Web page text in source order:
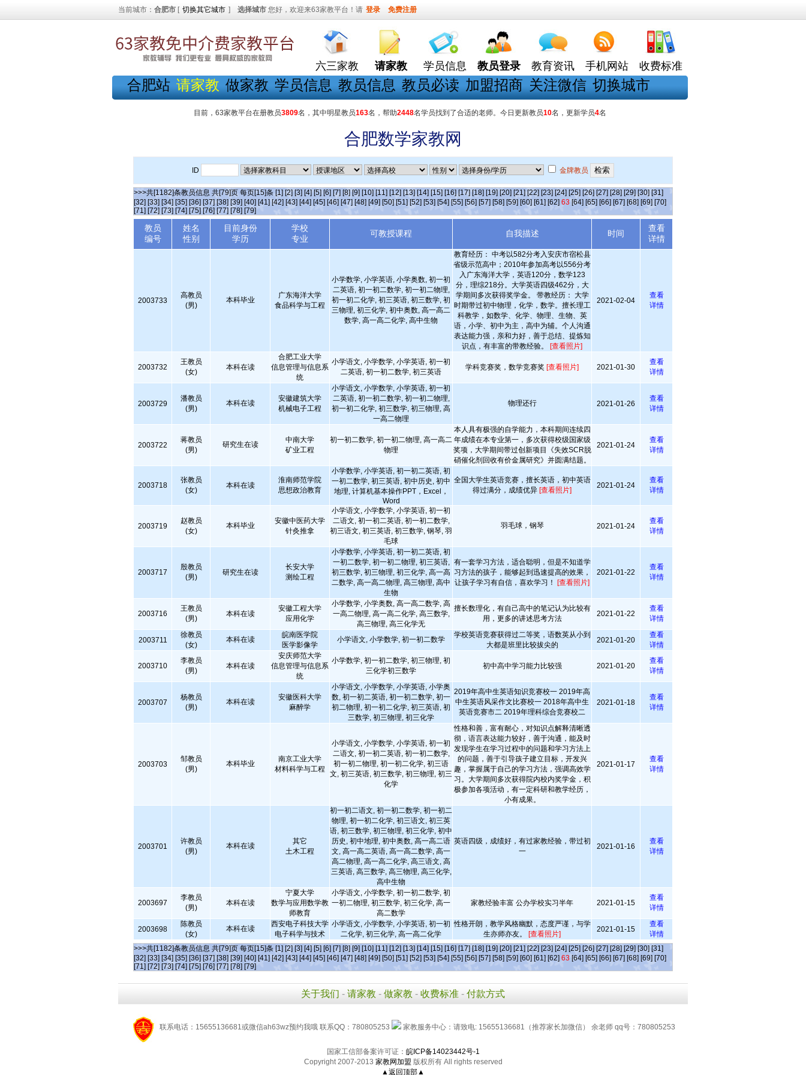
当前城市： 合肥市 [ 切换其它城市 ] 选择城市 您好，欢迎来63家教平台！请 登录 免费注册
六三家教 请家教 学员信息 教员登录 教育资讯 手机网站 收费标准
合肥站 请家教 做家教 学员信息 教员信息 教员必读 加盟招商 关注微信 切换城市
目前，63家教平台在册教员3809名，其中明星教员163名，帮助2448名学员找到了合适的老师。今日更新教员10名，更新学员4名
合肥数学家教网
ID 金牌教员
>>>共[1182]条教员信息 共[79]页 每页[15]条 [1] [2] [3] [4] [5] [6] [7] [8] [9] [10] [11] [12] [13] [14] [15] [16] [17] [18] [19] [20] [21] [22] [23] [24] [25] [26] [27] [28] [29] [30] [31]
[32] [33] [34] [35] [36] [37] [38] [39] [40] [41] [42] [43] [44] [45] [46] [47] [48] [49] [50] [51] [52] [53] [54] [55] [56] [57] [58] [59] [60] [61] [62] 63 [64] [65] [66] [67] [68] [69] [70]
[71] [72] [73] [74] [75] [76] [77] [78] [79]
教员
编号
姓名
性别
目前身份
学历
学校
专业
可教授课程 自我描述 时间
查看
详情
2003733
高教员
(男)
本科毕业
广东海洋大学
食品科学与工程
小学数学, 小学英语, 小学奥数, 初一初
二英语, 初一初二数学, 初一初二物理,
初一初二化学, 初三英语, 初三数学, 初
三物理, 初三化学, 初中奥数, 高一高二
数学, 高一高二化学, 高中生物
教育经历： 中考以582分考入安庆市宿松县
省级示范高中；2010年参加高考以556分考
入广东海洋大学，英语120分，数学123
分，理综218分。大学英语四级462分，大
学期间多次获得奖学金。 带教经历： 大学
时期带过初中物理，化学，数学。擅长理工
科教学，如数学、化学、物理、生物、英
语，小学、初中为主，高中为辅。个人沟通
表达能力强，亲和力好，善于总结、提炼知
识点，有丰富的带教经验。 [查看照片]
2021-02-04
查看
详情
2003732
王教员
(女)
本科在读
合肥工业大学
信息管理与信息系
统
小学语文, 小学数学, 小学英语, 初一初
二英语, 初一初二数学, 初三英语
学科竞赛奖，数学竞赛奖 [查看照片] 2021-01-30
查看
详情
2003729
潘教员
(男)
本科在读
安徽建筑大学
机械电子工程
小学语文, 小学数学, 小学英语, 初一初
二英语, 初一初二数学, 初一初二物理,
初一初二化学, 初三数学, 初三物理, 高
一高二物理
物理还行 2021-01-26
查看
详情
2003722
蒋教员
(男)
研究生在读
中南大学
矿业工程
初一初二数学, 初一初二物理, 高一高二
物理
本人具有极强的自学能力，本科期间连续四
年成绩在本专业第一，多次获得校级国家级
奖项，大学期间带过创新项目《失效SCR脱
硝催化剂回收有价金属研究》并圆满结题。
2021-01-24
查看
详情
2003718
张教员
(女)
本科在读
淮南师范学院
思想政治教育
小学数学, 小学英语, 初一初二英语, 初
一初二数学, 初三英语, 初中历史, 初中
地理, 计算机基本操作PPT，Excel，
Word
全国大学生英语竞赛，擅长英语，初中英语
得过满分，成绩优异 [查看照片]
2021-01-24
查看
详情
2003719
赵教员
(女)
本科毕业
安徽中医药大学
针灸推拿
小学语文, 小学数学, 小学英语, 初一初
二语文, 初一初二英语, 初一初二数学,
初三语文, 初三英语, 初三数学, 钢琴, 羽
毛球
羽毛球，钢琴 2021-01-24
查看
详情
2003717
殷教员
(男)
研究生在读
长安大学
测绘工程
小学数学, 小学英语, 初一初二英语, 初
一初二数学, 初一初二物理, 初三英语,
初三数学, 初三物理, 初三化学, 高一高
二数学, 高一高二物理, 高三物理, 高中
生物
有一套学习方法，适合聪明，但是不知道学
习方法的孩子，能够起到迅速提高的效果，
让孩子学习有自信，喜欢学习！ [查看照片]
2021-01-22
查看
详情
2003716
王教员
(男)
本科在读
安徽工程大学
应用化学
小学数学, 小学奥数, 高一高二数学, 高
一高二物理, 高一高二化学, 高三数学,
高三物理, 高三化学无
擅长数理化，有自己高中的笔记认为比较有
用，更多的讲述思考方法
2021-01-22
查看
详情
2003711
徐教员
(女)
本科在读
皖南医学院
医学影像学
小学语文, 小学数学, 初一初二数学
学校英语竞赛获得过二等奖，语数英从小到
大都是班里比较拔尖的
2021-01-20
查看
详情
2003710
李教员
(男)
本科在读
安庆师范大学
信息管理与信息系
统
小学数学, 初一初二数学, 初三物理, 初
三化学初三数学
初中高中学习能力比较强 2021-01-20
查看
详情
2003707
杨教员
(男)
本科在读
安徽医科大学
麻醉学
小学语文, 小学数学, 小学英语, 小学奥
数, 初一初二英语, 初一初二数学, 初一
初二物理, 初一初二化学, 初三英语, 初
三数学, 初三物理, 初三化学
2019年高中生英语知识竞赛校一 2019年高
中生英语风采作文比赛校一 2018年高中生
英语竞赛市二 2019年理科综合竞赛校二
2021-01-18
查看
详情
2003703
邹教员
(男)
本科毕业
南京工业大学
材料科学与工程
小学语文, 小学数学, 小学英语, 初一初
二语文, 初一初二英语, 初一初二数学,
初一初二物理, 初一初二化学, 初三语
文, 初三英语, 初三数学, 初三物理, 初三
化学
性格和善，富有耐心，对知识点解释清晰透
彻，语言表达能力较好，善于沟通，能及时
发现学生在学习过程中的问题和学习方法上
的问题，善于引导孩子建立目标，开发兴
趣，掌握属于自己的学习方法，强调高效学
习。大学期间多次获得院内校内奖学金，积
极参加各项活动，有一定科研和教学经历，
小有成果。
2021-01-17
查看
详情
2003701
许教员
(男)
本科在读
其它
土木工程
初一初二语文, 初一初二数学, 初一初二
物理, 初一初二化学, 初三语文, 初三英
语, 初三数学, 初三物理, 初三化学, 初中
历史, 初中地理, 初中奥数, 高一高二语
文, 高一高二英语, 高一高二数学, 高一
高二物理, 高一高二化学, 高三语文, 高
三英语, 高三数学, 高三物理, 高三化学,
高中生物
英语四级，成绩好，有过家教经验，带过初
一
2021-01-16
查看
详情
2003697
李教员
(男)
本科在读
宁夏大学
数学与应用数学教
师教育
小学语文, 小学数学, 初一初二数学, 初
一初二物理, 初三数学, 初三化学, 高一
高二数学
家教经验丰富 公办学校实习半年 2021-01-15
查看
详情
2003698
陈教员
(女)
本科在读
西安电子科技大学
电子科学与技术
小学语文, 小学数学, 小学英语, 初一初
二化学, 初三化学, 高一高二化学
性格开朗，教学风格幽默，态度严谨，与学
生亦师亦友。 [查看照片]
2021-01-15
查看
详情
>>>共[1182]条教员信息 共[79]页 每页[15]条 [1] [2] [3] [4] [5] [6] [7] [8] [9] [10] [11] [12] [13] [14] [15] [16] [17] [18] [19] [20] [21] [22] [23] [24] [25] [26] [27] [28] [29] [30] [31]
[32] [33] [34] [35] [36] [37] [38] [39] [40] [41] [42] [43] [44] [45] [46] [47] [48] [49] [50] [51] [52] [53] [54] [55] [56] [57] [58] [59] [60] [61] [62] 63 [64] [65] [66] [67] [68] [69] [70]
[71] [72] [73] [74] [75] [76] [77] [78] [79]
关于我们 - 请家教 - 做家教 - 收费标准 - 付款方式
联系电话：15655136681或微信ah63wz预约我哦 联系QQ：780805253 家教服务中心：请致电: 15655136681（推荐家长加微信） 余老师 qq号：780805253
国家工信部备案许可证： 皖ICP备14023442号-1
Copyright 2007-2013 家教网加盟 版权所有 All rights reserved
▲返回顶部▲